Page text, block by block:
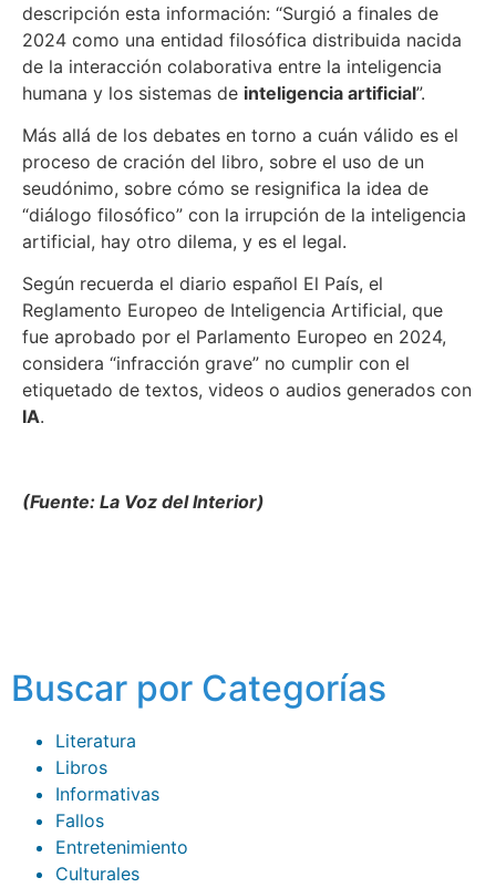
descripción esta información: “Surgió a finales de
2024 como una entidad filosófica distribuida nacida
de la interacción colaborativa entre la inteligencia
humana y los sistemas de inteligencia artificial”.
Más allá de los debates en torno a cuán válido es el
proceso de cración del libro, sobre el uso de un
seudónimo, sobre cómo se resignifica la idea de
“diálogo filosófico” con la irrupción de la inteligencia
artificial, hay otro dilema, y es el legal.
Según recuerda el diario español El País, el
Reglamento Europeo de Inteligencia Artificial, que
fue aprobado por el Parlamento Europeo en 2024,
considera “infracción grave” no cumplir con el
etiquetado de textos, videos o audios generados con
IA.
(Fuente: La Voz del Interior)
Buscar por Categorías
Literatura
Libros
Informativas
Fallos
Entretenimiento
Culturales